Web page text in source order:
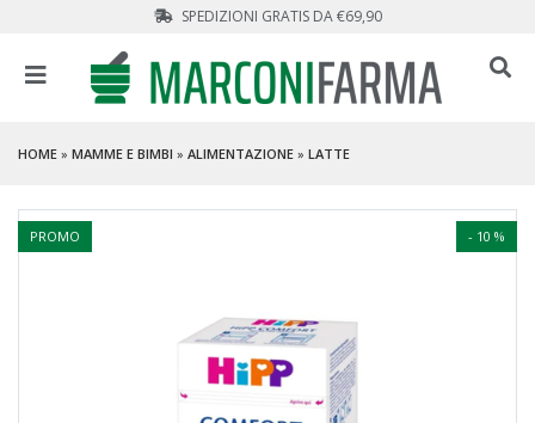
SPEDIZIONI GRATIS DA €69,90
HOME » MAMME E BIMBI » ALIMENTAZIONE » LATTE
- 10 %
PROMO